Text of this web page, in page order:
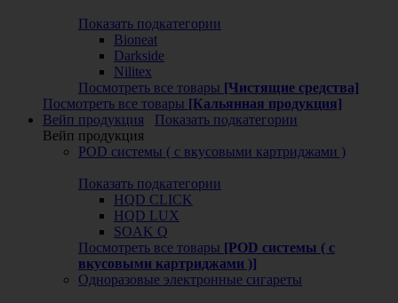
Показать подкатегории
Bioneat
Darkside
Nilitex
Посмотреть все товары [Чистящие средства]
Посмотреть все товары [Кальянная продукция]
Вейп продукция
Показать подкатегории
Вейп продукция
POD системы ( с вкусовыми картриджами )
Показать подкатегории
HQD CLICK
HQD LUX
SOAK Q
Посмотреть все товары [POD системы ( с
вкусовыми картриджами )]
Одноразовые электронные сигареты